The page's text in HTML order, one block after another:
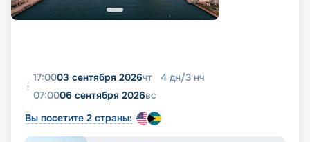
17:0003 сентября 2026чт 4 дн/3 нч
07:0006 сентября 2026вс
Вы посетите 2 страны: